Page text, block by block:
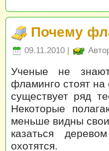
Почему
09.11.2010 |
Ученые не
фламинго стоят на
существует ряд
Некоторые
меньше видны
казаться
охотятся.